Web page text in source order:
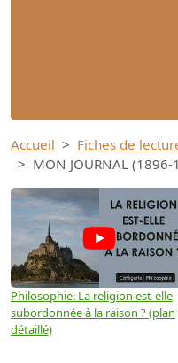
Accueil
Fiches de
MON JOURNAL
Philosophie: La religion est-elle
subordonnée à la raison ? (plan
détaillé)